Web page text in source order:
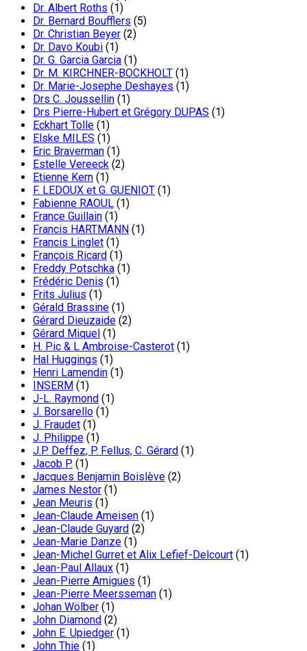
Dr. Albert Roths (1)
Dr. Bernard Boufflers (5)
Dr. Christian Beyer (2)
Dr. Davo Koubi (1)
Dr. G. Garcia Garcia (1)
Dr. M. KIRCHNER-BOCKHOLT (1)
Dr. Marie-Josephe Deshayes (1)
Drs C. Joussellin (1)
Drs Pierre-Hubert et Grégory DUPAS (1)
Eckhart Tolle (1)
Elske MILES (1)
Eric Braverman (1)
Estelle Vereeck (2)
Etienne Kern (1)
F. LEDOUX et G. GUENIOT (1)
Fabienne RAOUL (1)
France Guillain (1)
Francis HARTMANN (1)
Francis Linglet (1)
François Ricard (1)
Freddy Potschka (1)
Frédéric Denis (1)
Frits Julius (1)
Gérald Brassine (1)
Gérard Dieuzaide (2)
Gérard Miquel (1)
H. Pic & L Ambroise-Casterot (1)
Hal Huggings (1)
Henri Lamendin (1)
INSERM (1)
J-L. Raymond (1)
J. Borsarello (1)
J. Fraudet (1)
J. Philippe (1)
J.P. Deffez, P. Fellus, C. Gérard (1)
Jacob P. (1)
Jacques Benjamin Boislève (2)
James Nestor (1)
Jean Meuris (1)
Jean-Claude Ameisen (1)
Jean-Claude Guyard (2)
Jean-Marie Danze (1)
Jean-Michel Gurret et Alix Lefief-Delcourt (1)
Jean-Paul Allaux (1)
Jean-Pierre Amigues (1)
Jean-Pierre Meersseman (1)
Johan Wölber (1)
John Diamond (2)
John E. Upiedger (1)
John Thie (1)